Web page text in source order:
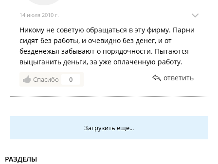
14 июля 2010 г.
Никому не советую обращаться в эту фирму. Парни
сидят без работы, и очевидно без денег, и от
безденежья забывают о порядочности. Пытаются
выцыганить деньги, за уже оплаченную работу.
Спасибо 0 ответить
Загрузить еще...
РАЗДЕЛЫ